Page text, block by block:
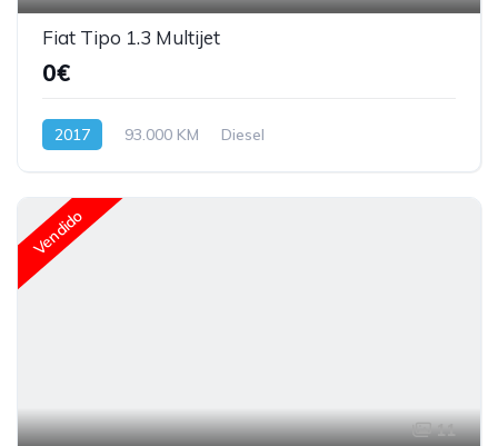
Fiat Tipo 1.3 Multijet
0€
2017 93.000 KM Diesel
Vendido
11